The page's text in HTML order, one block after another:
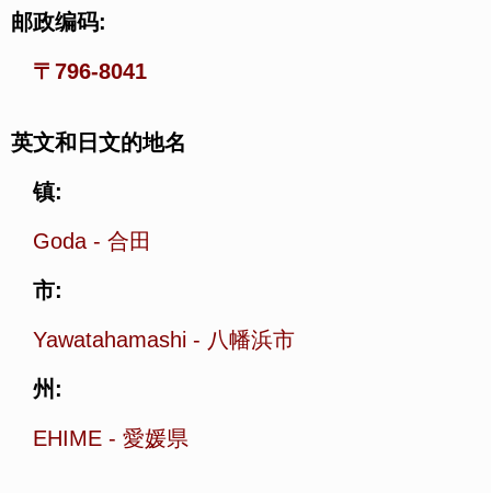
邮政编码:
〒796-8041
英文和日文的地名
镇:
Goda - 合田
市:
Yawatahamashi - 八幡浜市
州:
EHIME - 愛媛県